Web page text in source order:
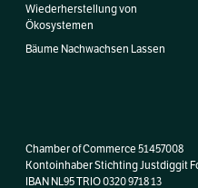
Wiederherstellung von
Ökosystemen
Bäume Nachwachsen Lassen
Chamber of Commerce 51457008
Kontoinhaber Stichting Justdiggit
IBAN NL95 TRIO 0320 9718 13